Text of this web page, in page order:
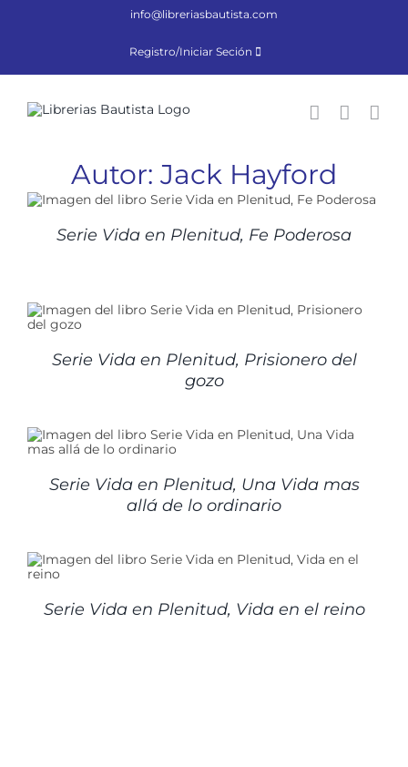
info@libreriasbautista.com
Registro/Iniciar Seción
Autor: Jack Hayford
Serie Vida en Plenitud, Fe Poderosa
Serie Vida en Plenitud, Prisionero del
gozo
Serie Vida en Plenitud, Una Vida mas
allá de lo ordinario
Serie Vida en Plenitud, Vida en el reino